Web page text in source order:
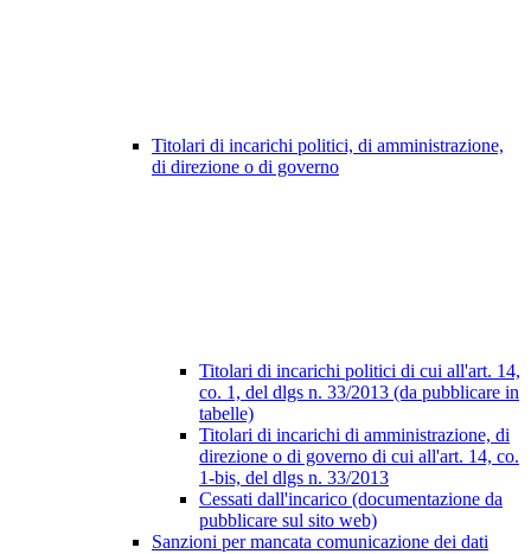
Titolari di incarichi politici, di amministrazione,
di direzione o di governo
Titolari di incarichi politici di cui all'art. 14,
co. 1, del dlgs n. 33/2013 (da pubblicare in
tabelle)
Titolari di incarichi di amministrazione, di
direzione o di governo di cui all'art. 14, co.
1-bis, del dlgs n. 33/2013
Cessati dall'incarico (documentazione da
pubblicare sul sito web)
Sanzioni per mancata comunicazione dei dati